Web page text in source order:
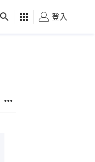
健康 好食玩飛
登入